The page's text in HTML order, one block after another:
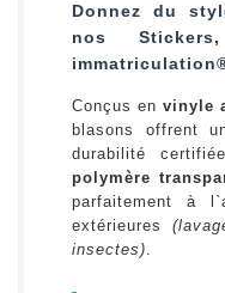
Donnez du
nos
Conçus en vinyle
blasons offrent
durabilité
polymère
parfaitement à
extérieures
insectes).